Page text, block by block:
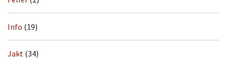
Info (19)
Jakt (34)